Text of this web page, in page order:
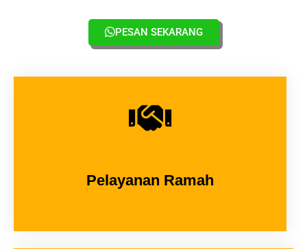
PESAN SEKARANG
Pelayanan Ramah